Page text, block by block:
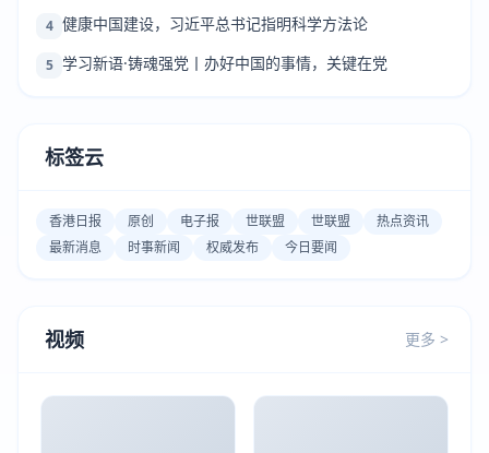
4 健康中国建设，习近平总书记指明科学方法论
5 学习新语·铸魂强党丨办好中国的事情，关键在党
标签云
香港日报 原创 电子报 世联盟 世联盟
热点资讯
最新消息
时事新闻 权威发布 今日要闻
视频 更多 >